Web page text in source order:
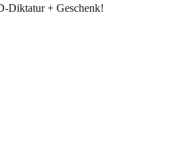
Diktatur + Geschenk!